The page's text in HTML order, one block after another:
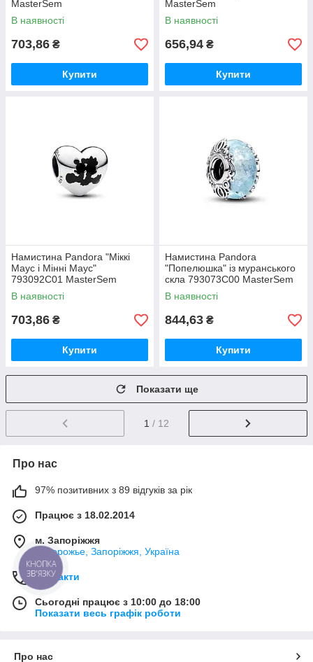
MasterSem
В наявності
703,86 ₴
Купити
MasterSem
В наявності
656,94 ₴
Купити
Намистина Pandora "Міккі
Маус і Мінні Маус"
793092C01 MasterSem
В наявності
703,86 ₴
Купити
Намистина Pandora
"Попелюшка" із муранського
скла 793073C00 MasterSem
В наявності
844,63 ₴
Купити
Показати ще
1 / 12
Про нас
97% позитивних з 89 відгуків за рік
Працює з 18.02.2014
м. Запоріжжя
Запорожье, Запоріжжя, Україна
Контакти
Сьогодні працює з 10:00 до 18:00
Показати весь графік роботи
Про нас
КНОПКА
ЗВ'ЯЗКУ